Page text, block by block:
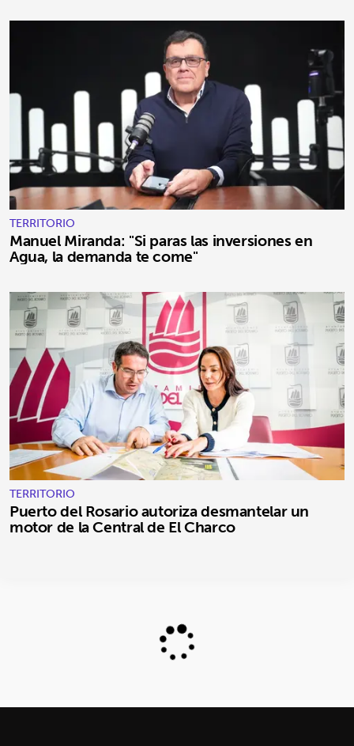
TERRITORIO
Manuel Miranda: "Si paras las inversiones en
Agua, la demanda te come"
TERRITORIO
Puerto del Rosario autoriza desmantelar un
motor de la Central de El Charco